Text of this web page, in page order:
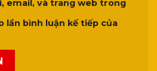
email, và trang web trong
lần bình luận kế tiếp của